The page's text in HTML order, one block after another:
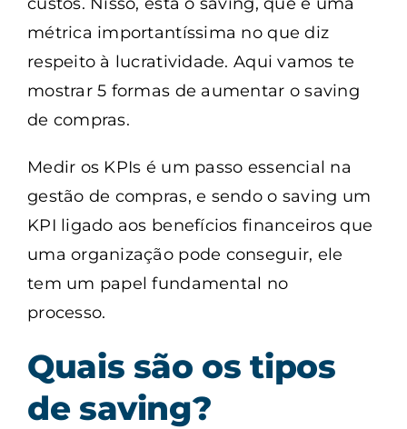
métrica importantíssima no que diz
respeito à lucratividade. Aqui vamos te
mostrar 5 formas de aumentar o saving
de compras.
Medir os KPIs é um passo essencial na
gestão de compras, e sendo o saving um
KPI ligado aos benefícios financeiros que
uma organização pode conseguir, ele
tem um papel fundamental no
processo.
Quais são os tipos
de saving?